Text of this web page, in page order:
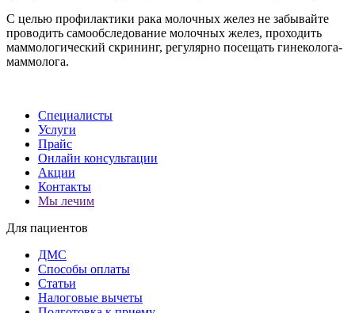
С целью профилактики рака молочных желез не забывайте
проводить самообследование молочных желез, проходить
маммологический скрининг, регулярно посещать гинеколога-
маммолога.
Специалисты
Услуги
Прайс
Онлайн консультации
Акции
Контакты
Мы лечим
Для пациентов
ДМС
Способы оплаты
Статьи
Налоговые вычеты